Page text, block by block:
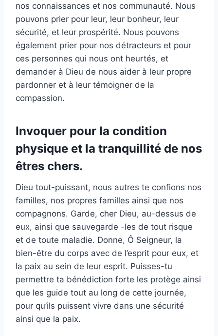
nos connaissances et nos communauté. Nous
pouvons prier pour leur, leur bonheur, leur
sécurité, et leur prospérité. Nous pouvons
également prier pour nos détracteurs et pour
ces personnes qui nous ont heurtés, et
demander à Dieu de nous aider à leur propre
pardonner et à leur témoigner de la
compassion.
Invoquer pour la condition
physique et la tranquillité de nos
êtres chers.
Dieu tout-puissant, nous autres te confions nos
familles, nos propres familles ainsi que nos
compagnons. Garde, cher Dieu, au-dessus de
eux, ainsi que sauvegarde -les de tout risque
et de toute maladie. Donne, Ô Seigneur, la
bien-être du corps avec de l’esprit pour eux, et
la paix au sein de leur esprit. Puisses-tu
permettre ta bénédiction forte les protège ainsi
que les guide tout au long de cette journée,
pour qu’ils puissent vivre dans une sécurité
ainsi que la paix.